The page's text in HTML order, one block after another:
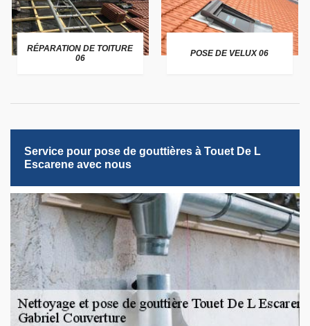
RÉPARATION DE TOITURE
06
POSE DE VELUX 06
Service pour pose de gouttières à Touet De L
Escarene avec nous